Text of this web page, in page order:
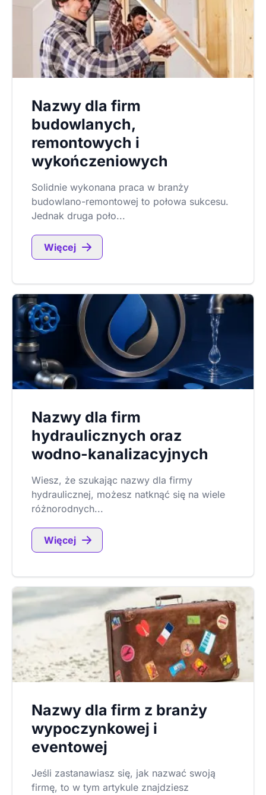
Nazwy dla firm
budowlanych,
remontowych i
wykończeniowych
Solidnie wykonana praca w branży
budowlano-remontowej to połowa sukcesu.
Jednak druga poło...
Więcej
Nazwy dla firm
hydraulicznych oraz
wodno-kanalizacyjnych
Wiesz, że szukając nazwy dla firmy
hydraulicznej, możesz natknąć się na wiele
różnorodnych...
Więcej
Nazwy dla firm z branży
wypoczynkowej i
eventowej
Jeśli zastanawiasz się, jak nazwać swoją
firmę, to w tym artykule znajdziesz